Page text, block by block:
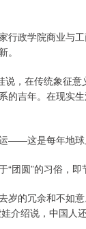
行政学院商业与
。
，在传统象征
的吉年。在现实
——这是每年地球
团圆”的习俗，即
岁的冗余和不如
介绍说，中国人